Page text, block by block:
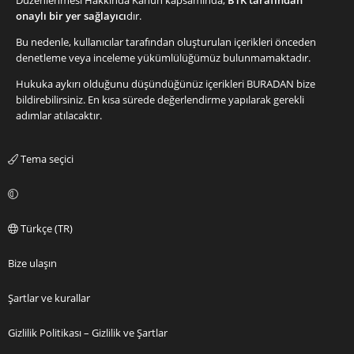
onaylı bir yer sağlayıcıdır.
Bu nedenle, kullanıcılar tarafından oluşturulan içerikleri önceden
denetleme veya inceleme yükümlülüğümüz bulunmamaktadır.
Hukuka aykırı olduğunu düşündüğünüz içerikleri BURADAN bize
bildirebilirsiniz. En kısa sürede değerlendirme yapılarak gerekli
adımlar atılacaktır.
Tema seçici
Türkçe (TR)
Bize ulaşın
Şartlar ve kurallar
Gizlilik Politikası – Gizlilik ve Şartlar